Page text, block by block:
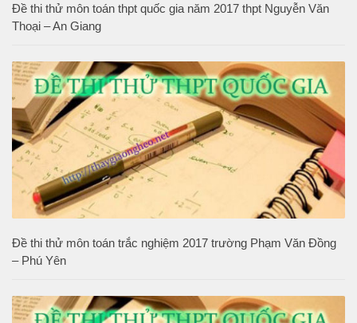
Đề thi thử môn toán thpt quốc gia năm 2017 thpt Nguyễn Văn
Thoại – An Giang
Đề thi thử môn toán trắc nghiệm 2017 trường Phạm Văn Đồng
– Phú Yên